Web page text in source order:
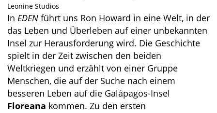
Leonine Studios
In EDEN führt uns Ron Howard in eine Welt, in der
das Leben und Überleben auf einer unbekannten
Insel zur Herausforderung wird. Die Geschichte
spielt in der Zeit zwischen den beiden
Weltkriegen und erzählt von einer Gruppe
Menschen, die auf der Suche nach einem
besseren Leben auf die Galápagos-Insel
Floreana kommen. Zu den ersten